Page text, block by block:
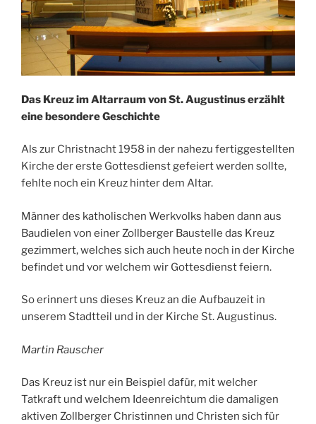
Das Kreuz im Altarraum von St. Augustinus erzählt
eine besondere Geschichte
Als zur Christnacht 1958 in der nahezu fertiggestellten
Kirche der erste Gottesdienst gefeiert werden sollte,
fehlte noch ein Kreuz hinter dem Altar.
Männer des katholischen Werkvolks haben dann aus
Baudielen von einer Zollberger Baustelle das Kreuz
gezimmert, welches sich auch heute noch in der Kirche
befindet und vor welchem wir Gottesdienst feiern.
So erinnert uns dieses Kreuz an die Aufbauzeit in
unserem Stadtteil und in der Kirche St. Augustinus.
Martin Rauscher
Das Kreuz ist nur ein Beispiel dafür, mit welcher
Tatkraft und welchem Ideenreichtum die damaligen
aktiven Zollberger Christinnen und Christen sich für